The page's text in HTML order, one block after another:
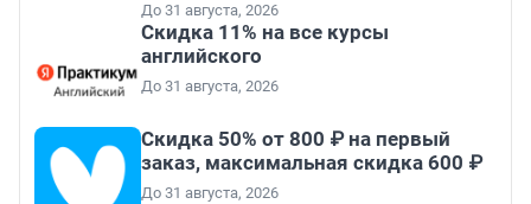
До 31 августа, 2026
Скидка 11% на все курсы
английского
До 31 августа, 2026
Скидка 50% от 800 ₽ на первый
заказ, максимальная скидка 600 ₽
До 31 августа, 2026